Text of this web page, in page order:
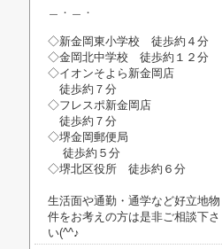
＿．＿．
◇新金岡東小学校 徒歩約４分
◇金岡北中学校 徒歩約１２分
◇イオンそよら新金岡店
徒歩約７分
◇フレスポ新金岡店
徒歩約７分
◇堺金岡郵便局
徒歩約５分
◇堺北区役所 徒歩約６分
生活面や通勤・通学など好立地物
件をお考えの方は是非ご相談下さ
い(^^♪